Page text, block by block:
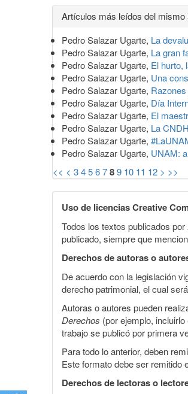
Detalles
del
artículo
Artículos más leídos del mismo
Pedro Salazar Ugarte, La
Pedro Salazar Ugarte, La gran
Pedro Salazar Ugarte, El hurto,
Pedro Salazar Ugarte, Una
Pedro Salazar Ugarte,
Pedro Salazar Ugarte, Día
Pedro Salazar Ugarte, El
Pedro Salazar Ugarte, La
Pedro Salazar Ugarte,
Pedro Salazar Ugarte, UNAM:
<< < 3456789 10 11 12 > >>
Uso de licencias Creative
Todos los textos publicados por
publicado, siempre que
Derechos de autoras o
De acuerdo con la legislación
derecho patrimonial, el cual
Autoras o autores pueden
Derechos (por ejemplo,
trabajo se publicó por primera
Para todo lo anterior, deben
Este formato debe ser remitido
Derechos de lectoras o